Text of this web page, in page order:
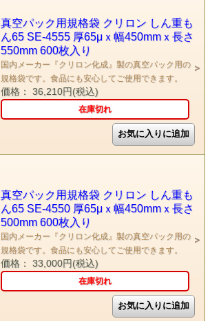
真空パック用規格袋 クリロン しん重も
ん65 SE-4555 厚65μｘ幅450mmｘ長さ
550mm 600枚入り
国内メーカー『クリロン化成』製の真空パック用の
規格袋です。食品にも安心してご使用できます。
価格： 36,210円(税込)
在庫切れ
真空パック用規格袋 クリロン しん重も
ん65 SE-4550 厚65μｘ幅450mmｘ長さ
500mm 600枚入り
国内メーカー『クリロン化成』製の真空パック用の
規格袋です。食品にも安心してご使用できます。
価格： 33,000円(税込)
在庫切れ